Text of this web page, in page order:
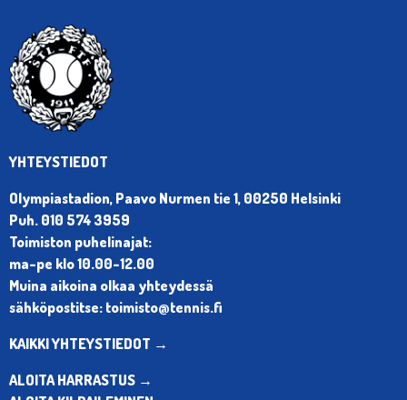
YHTEYSTIEDOT
Olympiastadion, Paavo Nurmen tie 1, 00250 Helsinki
Puh. 010 574 3959
Toimiston puhelinajat:
ma-pe klo 10.00-12.00
Muina aikoina olkaa yhteydessä
sähköpostitse: toimisto@tennis.fi
KAIKKI YHTEYSTIEDOT →
ALOITA HARRASTUS →